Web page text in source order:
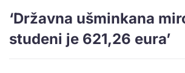
‘Državna ušminkana
studeni je 621,26 eura’